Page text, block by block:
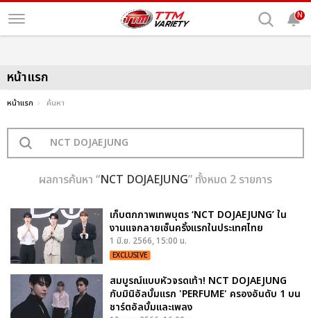
N
หน้าแรก
หน้าแรก ค้นหา
ผลการค้นหา “NCT DOJAEJUNG” ทั้งหมด 2 รายการ
เก็บตกภาพเทพบุตร ‘NCT DOJAEJUNG’ ใน
งานแจกลายเซ็นครั้งแรกในประเทศไทย
1 มิ.ย. 2566, 15:00 น.
EXCLUSIVE
สมบูรณ์แบบหัวจรดเท้า! NCT DOJAEJUNG
กับมินิอัลบั้มแรก 'PERFUME' ครองอันดับ 1 บน
ชาร์ตอัลบั้มและเพลง